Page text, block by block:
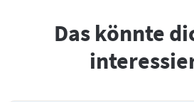
Das könnte